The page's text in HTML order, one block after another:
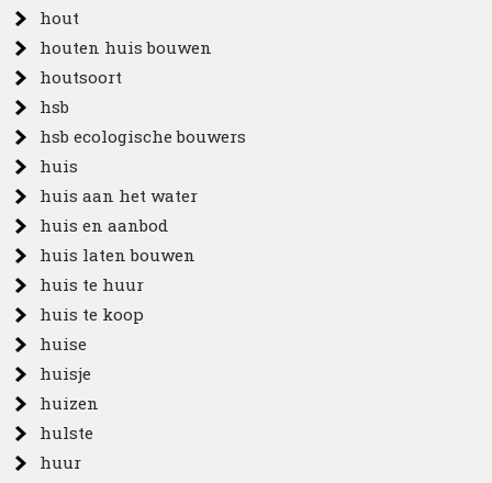
hout
houten huis bouwen
houtsoort
hsb
hsb ecologische bouwers
huis
huis aan het water
huis en aanbod
huis laten bouwen
huis te huur
huis te koop
huise
huisje
huizen
hulste
huur